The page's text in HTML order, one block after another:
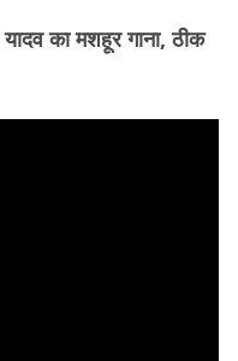
का मशहूर गाना, ठीक